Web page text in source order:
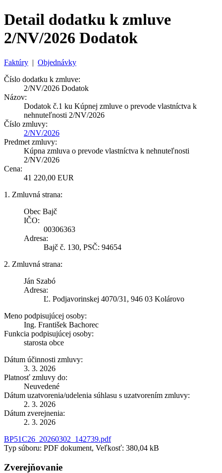
Detail dodatku k zmluve
2/NV/2026 Dodatok
Faktúry | Objednávky
Číslo dodatku k zmluve:
2/NV/2026 Dodatok
Názov:
Dodatok č.1 ku Kúpnej zmluve o prevode vlastníctva k
nehnuteľnosti 2/NV/2026
Číslo zmluvy:
2/NV/2026
Predmet zmluvy:
Kúpna zmluva o prevode vlastníctva k nehnuteľnosti
2/NV/2026
Cena:
41 220,00 EUR
1. Zmluvná strana:
Obec Bajč
IČO:
00306363
Adresa:
Bajč č. 130, PSČ: 94654
2. Zmluvná strana:
Ján Szabó
Adresa:
Ľ. Podjavorinskej 4070/31, 946 03 Kolárovo
Meno podpisujúcej osoby:
Ing. František Bachorec
Funkcia podpisujúcej osoby:
starosta obce
Dátum účinnosti zmluvy:
3. 3. 2026
Platnosť zmluvy do:
Neuvedené
Dátum uzatvorenia/udelenia súhlasu s uzatvorením zmluvy:
2. 3. 2026
Dátum zverejnenia:
2. 3. 2026
BP51C26_20260302_142739.pdf
Typ súboru: PDF dokument, Veľkosť: 380,04 kB
Zverejňovanie